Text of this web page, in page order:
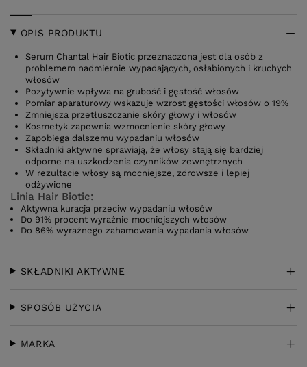
OPIS PRODUKTU
Serum Chantal Hair Biotic przeznaczona jest dla osób z
problemem nadmiernie wypadających, osłabionych i kruchych
włosów
Pozytywnie wpływa na grubość i gęstość włosów
Pomiar aparaturowy wskazuje wzrost gęstości włosów o 19%
Zmniejsza przetłuszczanie skóry głowy i włosów
Kosmetyk zapewnia wzmocnienie skóry głowy
Zapobiega dalszemu wypadaniu włosów
Składniki aktywne sprawiają, że włosy stają się bardziej
odporne na uszkodzenia czynników zewnętrznych
W rezultacie włosy są mocniejsze, zdrowsze i lepiej
odżywione
Linia Hair Biotic:
Aktywna kuracja przeciw wypadaniu włosów
Do 91% procent wyraźnie mocniejszych włosów
Do 86% wyraźnego zahamowania wypadania włosów
SKŁADNIKI AKTYWNE
SPOSÓB UŻYCIA
MARKA